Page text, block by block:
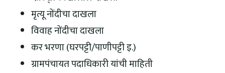
मृत्यू नोंदीचा दाखला
विवाह नोंदीचा दाखला
कर भरणा (घरपट्टी/पाणीपट्टी इ.)
ग्रामपंचायत पदाधिकारी यांची माहिती